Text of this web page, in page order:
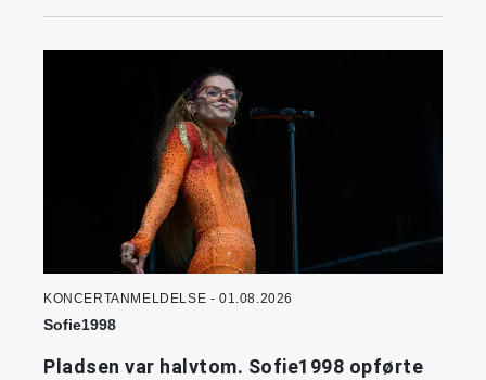
KONCERTANMELDELSE - 01.08.2026
Sofie1998
Pladsen var halvtom. Sofie1998 opførte